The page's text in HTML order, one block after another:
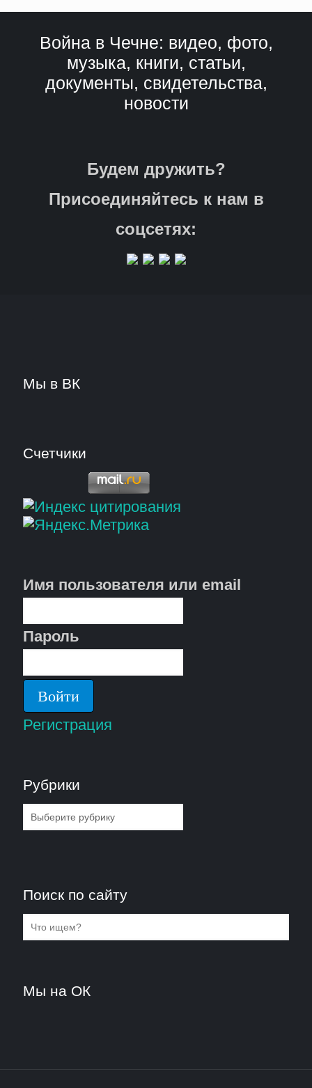
Война в Чечне: видео, фото,
музыка, книги, статьи,
документы, свидетельства,
новости
Будем дружить?
Присоединяйтесь к нам в
соцсетях:
Мы в ВК
Счетчики
Имя пользователя или email
Пароль
Регистрация
Рубрики
Рубрики
Поиск по сайту
Мы на ОК